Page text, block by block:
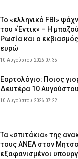
Το «ελληνικό FBI»
του «Έντικ» – Η
Ρωσία και ο
ευρώ
10 Αυγούστου 2026 07:35
Εορτολόγιο: Ποιος
Δευτέρα 10 Αυγούστου
10 Αυγούστου 2026 07:22
Τα «σπιτάκια» της
τους ΑΝΕΛ στον
εξαφανισμένοι